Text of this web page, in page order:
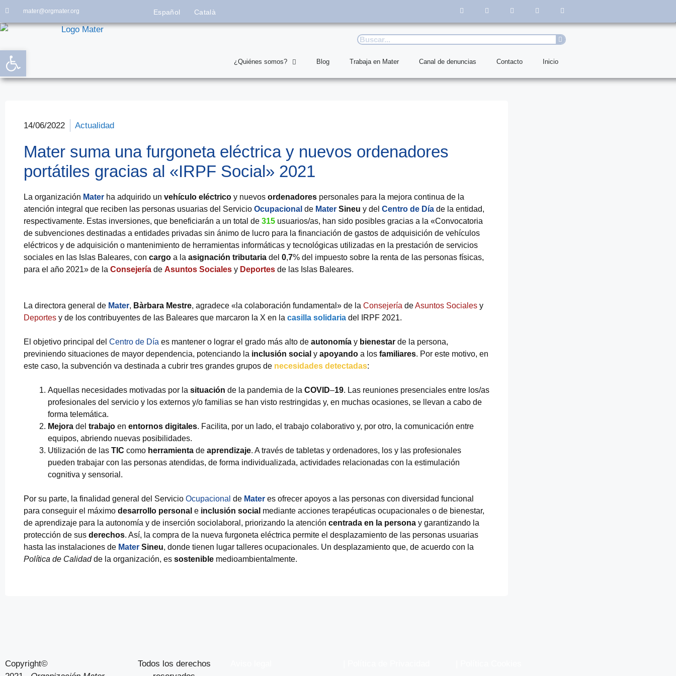
mater@orgmater.org Español Català
¿Quiénes somos? Blog Trabaja en Mater Canal de denuncias Contacto Inicio
14/06/2022 Actualidad
Mater suma una furgoneta eléctrica y nuevos ordenadores
portátiles gracias al «IRPF Social» 2021
La organización Mater ha adquirido un vehículo eléctrico y nuevos ordenadores personales para la mejora continua de la
atención integral que reciben las personas usuarias del Servicio Ocupacional de Mater Sineu y del Centro de Día de la entidad,
respectivamente. Estas inversiones, que beneficiarán a un total de 315 usuarios/as, han sido posibles gracias a la «Convocatoria
de subvenciones destinadas a entidades privadas sin ánimo de lucro para la financiación de gastos de adquisición de vehículos
eléctricos y de adquisición o mantenimiento de herramientas informáticas y tecnológicas utilizadas en la prestación de servicios
sociales en las Islas Baleares, con cargo a la asignación tributaria del 0,7% del impuesto sobre la renta de las personas físicas,
para el año 2021» de la Consejería de Asuntos Sociales y Deportes de las Islas Baleares.
La directora general de Mater, Bàrbara Mestre, agradece «la colaboración fundamental» de la Consejería deAsuntos Sociales y
Deportes y de los contribuyentes de las Baleares que marcaron la X en la casilla solidaria del IRPF 2021.
El objetivo principal del Centro de Día es mantener o lograr el grado más alto de autonomía y bienestar de la persona,
previniendo situaciones de mayor dependencia, potenciando la inclusión social y apoyando a los familiares. Por este motivo, en
este caso, la subvención va destinada a cubrir tres grandes grupos de necesidades detectadas:
Aquellas necesidades motivadas por la situación de la pandemia de la COVID–19. Las reuniones presenciales entre los/as
profesionales del servicio y los externos y/o familias se han visto restringidas y, en muchas ocasiones, se llevan a cabo de
forma telemática.
Mejora del trabajo en entornos digitales. Facilita, por un lado, el trabajo colaborativo y, por otro, la comunicación entre
equipos, abriendo nuevas posibilidades.
Utilización de las TIC como herramienta de aprendizaje. A través de tabletas y ordenadores, los y las profesionales
pueden trabajar con las personas atendidas, de forma individualizada, actividades relacionadas con la estimulación
cognitiva y sensorial.
Por su parte, la finalidad general del Servicio Ocupacional de Mater es ofrecer apoyos a las personas con diversidad funcional
para conseguir el máximo desarrollo personal e inclusión social mediante acciones terapéuticas ocupacionales o de bienestar,
de aprendizaje para la autonomía y de inserción sociolaboral, priorizando la atención centrada en la persona y garantizando la
protección de sus derechos. Así, la compra de la nueva furgoneta eléctrica permite el desplazamiento de las personas usuarias
hasta las instalaciones de Mater Sineu, donde tienen lugar talleres ocupacionales. Un desplazamiento que, de acuerdo con la
Política de Calidadde la organización, es sostenible medioambientalmente.
Copyright©
Todos los derechos
Abrir barra de herramientas